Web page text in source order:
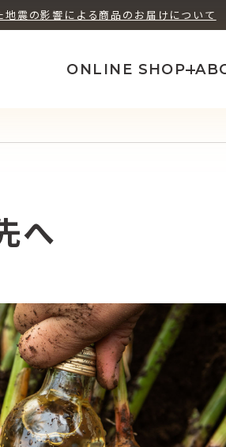
地震の影響による商品のお届けについて
ONLINE SHOP
シソ フューチャー
へ